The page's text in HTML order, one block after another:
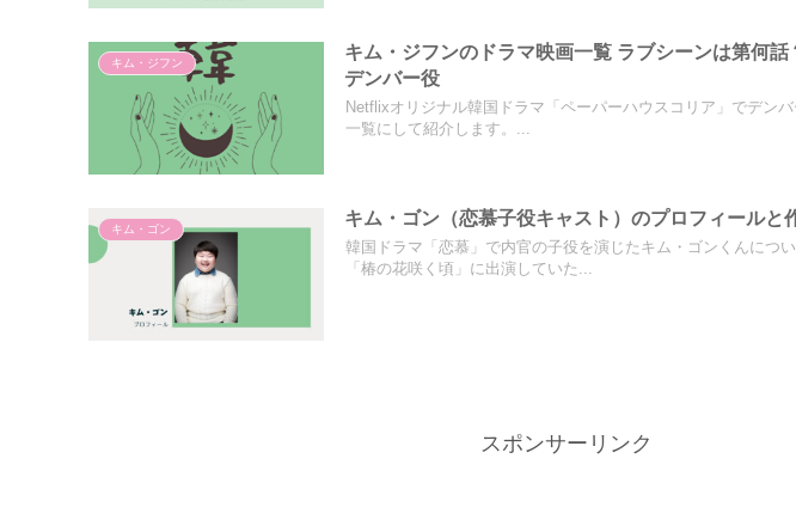
キム・ジフン
キム・ジフンのドラマ映画一覧 ラブシーンは第何
デンバー役
Netflixオリジナル韓国ドラマ「ペーパーハウスコリア」でデン
一覧にして紹介します。...
キム・ゴン
キム・ゴン（恋慕子役キャスト）のプロフィールと
韓国ドラマ「恋慕」で内官の子役を演じたキム・ゴンくんにつ
「椿の花咲く頃」に出演していた...
スポンサーリンク